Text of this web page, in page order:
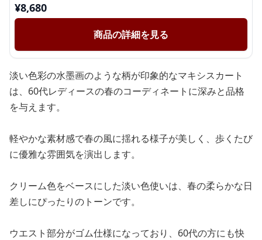
¥8,680
商品の詳細を見る
淡い色彩の水墨画のような柄が印象的なマキシスカート
は、60代レディースの春のコーディネートに深みと品格
を与えます。
軽やかな素材感で春の風に揺れる様子が美しく、歩くたび
に優雅な雰囲気を演出します。
クリーム色をベースにした淡い色使いは、春の柔らかな日
差しにぴったりのトーンです。
ウエスト部分がゴム仕様になっており、60代の方にも快